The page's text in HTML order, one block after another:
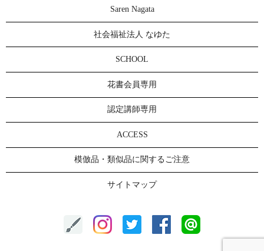
Saren Nagata
社会福祉法人 なゆた
SCHOOL
花書会員専用
認定講師専用
ACCESS
模倣品・類似品に関するご注意
サイトマップ